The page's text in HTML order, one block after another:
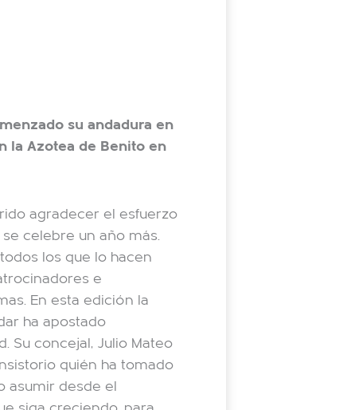
su andadura en
la Azotea de Benito en
agradecer el esfuerzo
celebre un año más.
los que lo hacen
e
En esta edición la
ha apostado
Su concejal, Julio Mateo
quién ha tomado
asumir desde el